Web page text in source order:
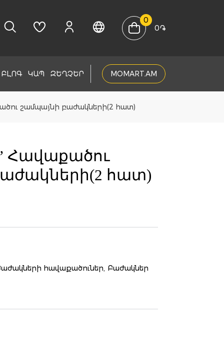
0
0֏
ԲԼՈԳ ԿԱՊ ԶԵՂՉԵՐ MOMART.AM
շամպայնի բաժակների(2 հատ)
Հավաքածու
հատ)
հավաքածուներ, Բաժակներ